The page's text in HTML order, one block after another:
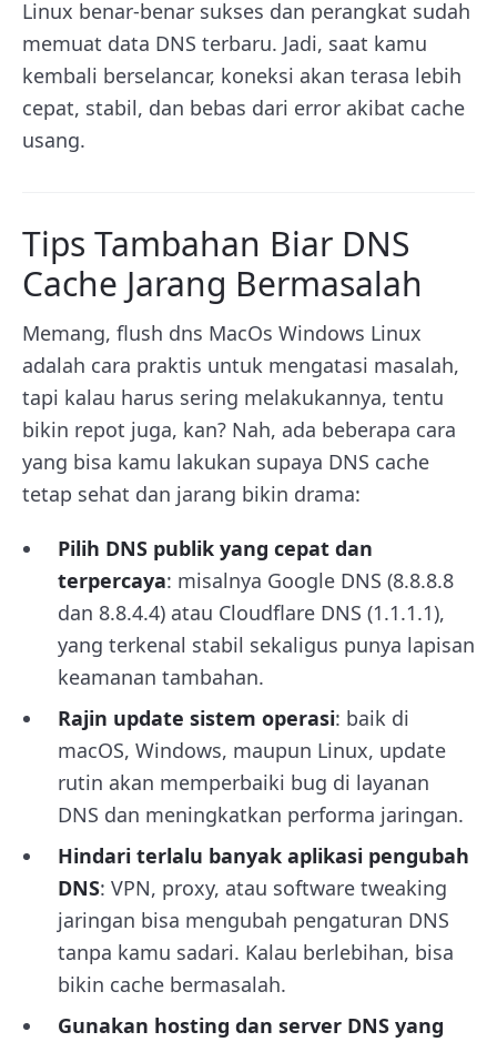
Linux benar-benar sukses dan perangkat sudah
memuat data DNS terbaru. Jadi, saat kamu
kembali berselancar, koneksi akan terasa lebih
cepat, stabil, dan bebas dari error akibat cache
usang.
Tips Tambahan Biar DNS
Cache Jarang Bermasalah
Memang, flush dns MacOs Windows Linux
adalah cara praktis untuk mengatasi masalah,
tapi kalau harus sering melakukannya, tentu
bikin repot juga, kan? Nah, ada beberapa cara
yang bisa kamu lakukan supaya DNS cache
tetap sehat dan jarang bikin drama:
Pilih DNS publik yang cepat dan
terpercaya: misalnya Google DNS (8.8.8.8
dan 8.8.4.4) atau Cloudflare DNS (1.1.1.1),
yang terkenal stabil sekaligus punya lapisan
keamanan tambahan.
Rajin update sistem operasi: baik di
macOS, Windows, maupun Linux, update
rutin akan memperbaiki bug di layanan
DNS dan meningkatkan performa jaringan.
Hindari terlalu banyak aplikasi pengubah
DNS: VPN, proxy, atau software tweaking
jaringan bisa mengubah pengaturan DNS
tanpa kamu sadari. Kalau berlebihan, bisa
bikin cache bermasalah.
Gunakan hosting dan server DNS yang